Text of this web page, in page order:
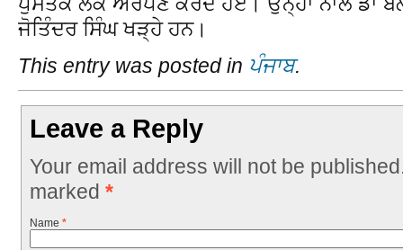
ਜੋਤਿੰਦਰ ਸਿੰਘ ਖੜ੍ਹੇ ਹਨ।
This entry was posted in ਪੰਜਾਬ.
Leave a Reply
Your email address will not be
marked *
Name *